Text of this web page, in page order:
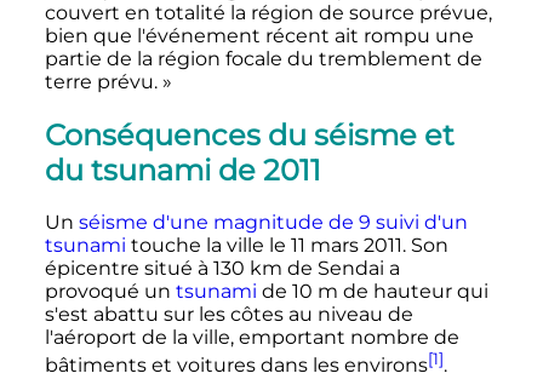
couvert en totalité la région de source prévue,
bien que l'événement récent ait rompu une
partie de la région focale du tremblement de
terre prévu. »
Conséquences du séisme et
du tsunami de 2011
Un séisme d'une magnitude de 9 suivi d'un
tsunami touche la ville le 11 mars 2011. Son
épicentre situé à 130 km de Sendai a
provoqué un tsunami de 10 m de hauteur qui
s'est abattu sur les côtes au niveau de
l'aéroport de la ville, emportant nombre de
bâtiments et voitures dans les environs[1].